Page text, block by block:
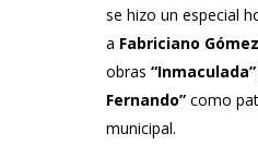
se hizo un especial
a Fabriciano Gómez
obras “Inmaculada”
Fernando” como
municipal.